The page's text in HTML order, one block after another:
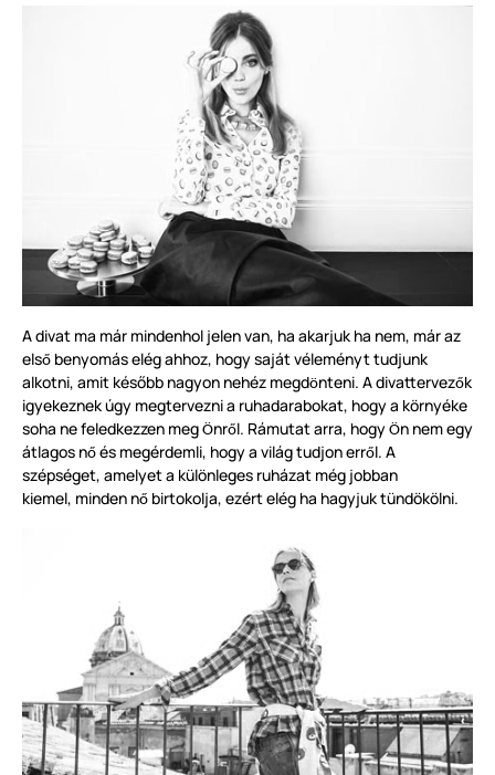
A divat ma már mindenhol jelen van, ha akarjuk ha nem, már az
első benyomás elég ahhoz, hogy saját véleményt tudjunk
alkotni, amit később nagyon nehéz megdönteni. A divattervezők
igyekeznek úgy megtervezni a ruhadarabokat, hogy a környéke
soha ne feledkezzen meg Önről. Rámutat arra, hogy Ön nem egy
átlagos nő és megérdemli, hogy a világ tudjon erről. A
szépséget, amelyet a különleges ruházat még jobban
kiemel, minden nő birtokolja, ezért elég ha hagyjuktündökölni.